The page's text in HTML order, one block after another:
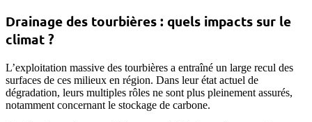
Drainage des tourbières : quels impacts sur le
climat ?
L’exploitation massive des tourbières a entraîné un large recul des
surfaces de ces milieux en région. Dans leur état actuel de
dégradation, leurs multiples rôles ne sont plus pleinement assurés,
notamment concernant le stockage de carbone.